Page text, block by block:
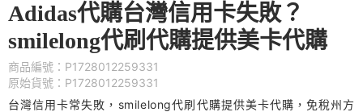
Adidas代購台灣信用卡失敗？
smilelong代刷代購提供美卡代購
商品編號：P1728012259331
原始貨號：P1728012259331
台灣信用卡常失敗，smilelong代刷代購提供美卡代購，免稅州方